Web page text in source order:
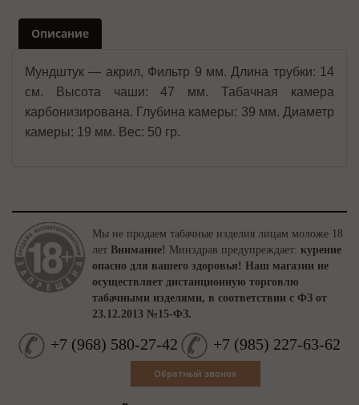
Описание
Мундштук — акрил, Фильтр 9 мм. Длина трубки: 14
см. Высота чаши: 47 мм. Табачная камера
карбонизирована. Глубина камеры: 39 мм. Диаметр
камеры: 19 мм. Вес: 50 гр.
Мы не продаем табачные изделия лицам моложе 18
лет Внимание! Минздрав предупреждает: курение
опасно для вашего здоровья! Наш магазин не
осуществляет дистанционную торговлю
табачными изделями, в соответствии с ФЗ от
23.12.2013 №15-ФЗ.
+7 (968) 580-27-42 +7 (985) 227-63-62
Обратный звонок